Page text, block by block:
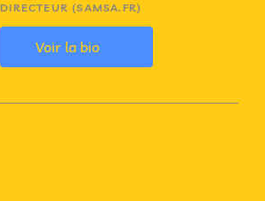
DIRECTEUR (SAMSA.FR)
Voir la bio